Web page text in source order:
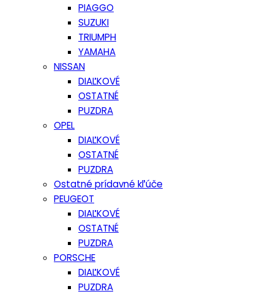
PIAGGO
SUZUKI
TRIUMPH
YAMAHA
NISSAN
DIAĽKOVÉ
OSTATNÉ
PUZDRA
OPEL
DIAĽKOVÉ
OSTATNÉ
PUZDRA
Ostatné prídavné kľúče
PEUGEOT
DIAĽKOVÉ
OSTATNÉ
PUZDRA
PORSCHE
DIAĽKOVÉ
PUZDRA